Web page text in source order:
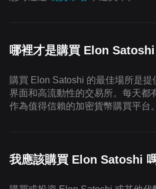
哪裡才是購買 Elon Satoshi
購買 Elon Satoshi 的最佳場所是提
界面和高流動性的交易所。每天都
作為值得信賴的加密貨幣購買平台。
我應該購買 Elon Satoshi